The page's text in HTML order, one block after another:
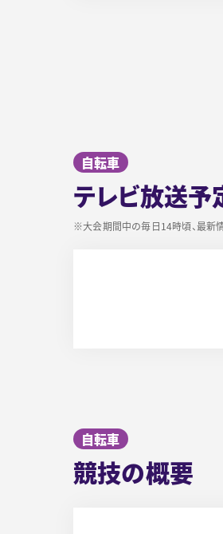
自転車
テレビ放送予
※大会期間中の毎日14時頃、最新
自転車
競技の概要